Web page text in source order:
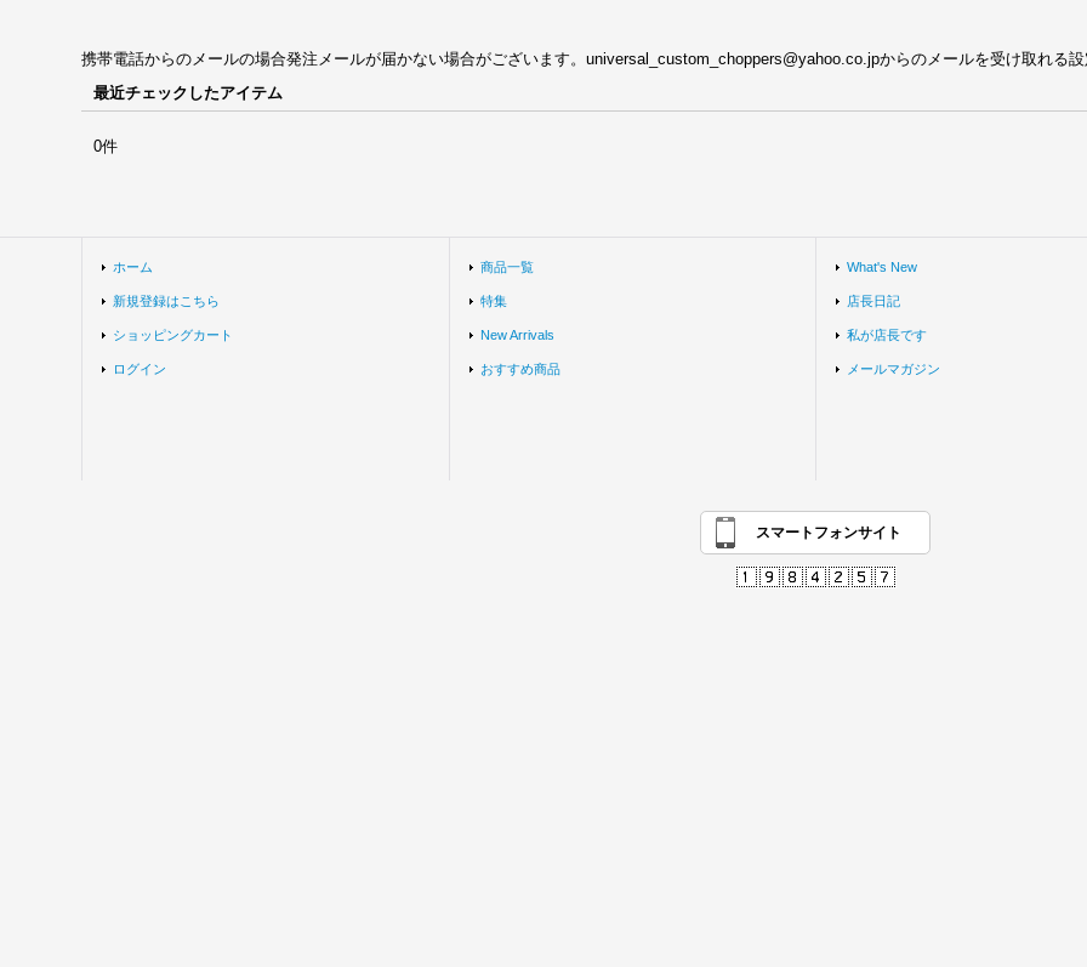
携帯電話からのメールの場合発注メールが届かない場合がございます。universal_custom_choppers@yahoo.co.jpからのメールを受け取れる
最近チェックしたアイテム
0件
ホーム
新規登録はこちら
ショッピングカート
ログイン
商品一覧
特集
New Arrivals
おすすめ商品
What's New
店長日記
私が店長です
メールマガジン
スマートフォンサイト